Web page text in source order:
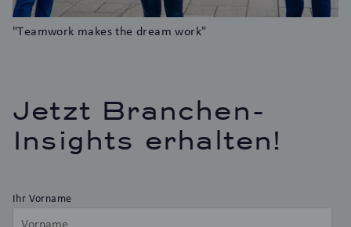
"Teamwork makes the dream work"
Jetzt Branchen-
Insights erhalten!
Ihr Vorname